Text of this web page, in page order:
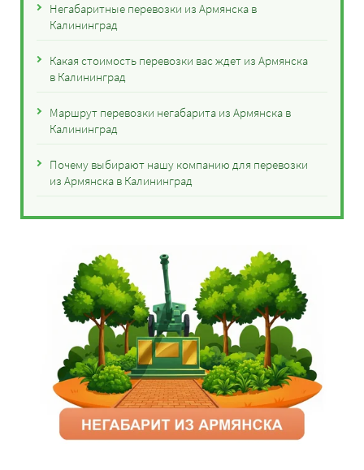
Негабаритные перевозки из Армянска в
Калининград
Какая стоимость перевозки вас ждет из Армянска
в Калининград
Маршрут перевозки негабарита из Армянска в
Калининград
Почему выбирают нашу компанию для перевозки
из Армянска в Калининград